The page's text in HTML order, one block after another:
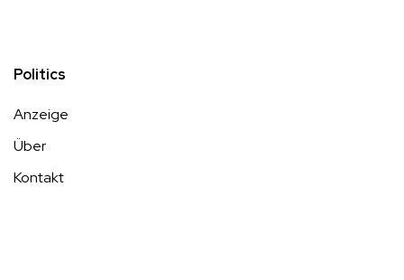
Politics
Anzeige
Über
Kontakt